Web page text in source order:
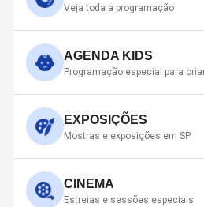
Veja toda a programação
AGENDA KIDS
Programação especial para
EXPOSIÇÕES
Mostras e exposições em SP
CINEMA
Estreias e sessões especiais